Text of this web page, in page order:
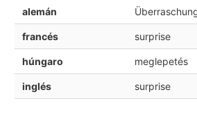
alemán
francés surprise
húngaro meglepetés
inglés surprise